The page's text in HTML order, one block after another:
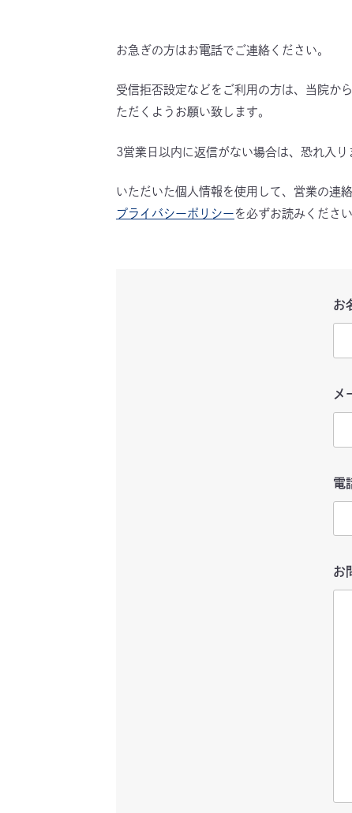
お急ぎの方はお電話でご連絡ください。
受信拒否設定などをご利用の方は、当院か
ただくようお願い致します。
3営業日以内に返信がない場合は、恐れ入
いただいた個人情報を使用して、営業の連
プライバシーポリシー を必ずお読みください
お
メ
電
お